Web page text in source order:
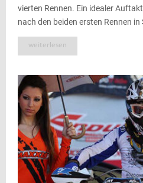
vierten Rennen. Ein idealer
nach den beiden ersten Rennen
weiterlesen